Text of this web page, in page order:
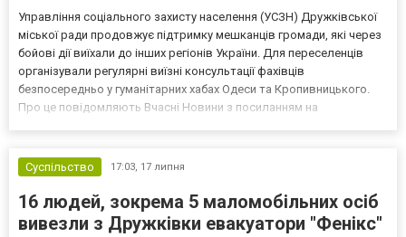
Управління соціального захисту населення (УСЗН) Дружківської
міської ради продовжує підтримку мешканців громади, які через
бойові дії виїхали до інших регіонів України. Для переселенців
організували регулярні виїзні консультації фахівців
безпосередньо у гуманітарних хабах Одеси та Кропивницького.
Про це повідомляють Вчасні Новини з посиланням на
Суспільство
17:03, 17 липня
16 людей, зокрема 5 маломобільних осіб
вивезли з Дружківки евакуатори "Фенікс"